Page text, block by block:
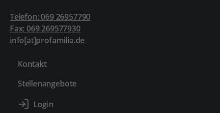
Telefon: 069 26957790
Fax: 069 269577930
info[at]profamilia.de
Kontakt
Stellenangebote